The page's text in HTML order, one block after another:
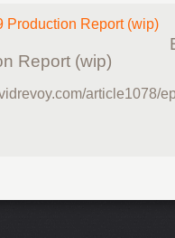
Report (wip)
article1078/